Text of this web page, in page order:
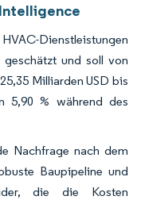
Dienstleistungen
geschätzt und soll von
Milliarden USD bis
5,90 % während des
Nachfrage nach dem
Baupipeline und
die die Kosten